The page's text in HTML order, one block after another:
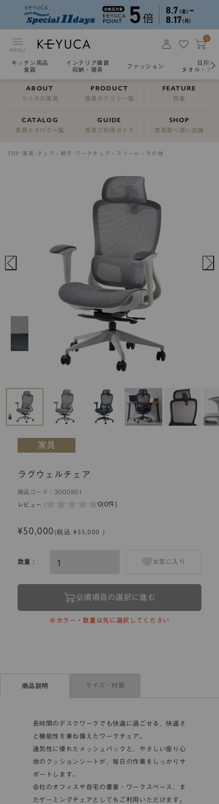
MENU
0
キッチン用品
食器
インテリア雑貨
収納・寝具
ファッション
日用雑
タオル・ア
ABOUT
ケユカの家具
PRODUCT
家具カテゴリ一覧
FEATURE
特集
CATALOG
家具カタログ一覧
GUIDE
家具ご利用ガイド
SHOP
家具取り扱い店舗
TOP 家具 チェア・椅子 ワークチェア・スツール・その他
ラグウェルチェア
商品コード： 3000801
レビュー : 0(0件)
¥50,000(税込 ¥55,000 )
数量 :
必須項目の選択に進む
お気に入り
※カラー・数量は先に選択してください
商品説明 サイズ・材質
長時間のデスクワークでも快適に過ごせる、快適さ
と機能性を兼ね備えたワークチェア。
通気性に優れたメッシュバックと、やさしい座り心
地のクッションシートが、毎日の作業をしっかりサ
ポートします。
会社のオフィスや自宅の書斎・ワークスペース、ま
たゲーミングチェアとしてもご利用いただけます。